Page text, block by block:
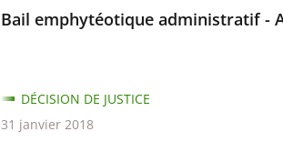
Bail emphytéotique administratif -
DÉCISION DE JUSTICE
31 janvier 2018